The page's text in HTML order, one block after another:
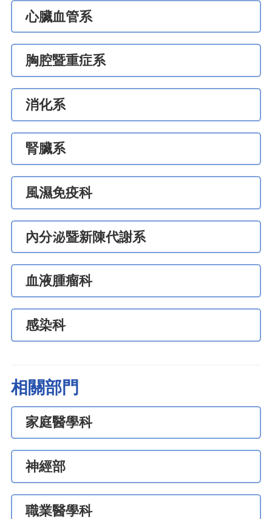
心臟血管系
胸腔暨重症系
消化系
腎臟系
風濕免疫科
內分泌暨新陳代謝系
血液腫瘤科
感染科
相關部門
家庭醫學科
神經部
職業醫學科